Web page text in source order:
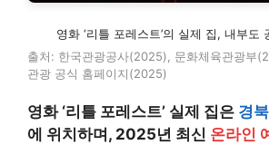
영화 ‘리틀 포레스트’의 실제 집, 내부도
출처: 한국관광공사(2025), 문화체육관광부
관광 공식 홈페이지(2025)
영화 ‘리틀 포레스트’ 실제 집은 경
에 위치하며, 2025년 최신 온라인